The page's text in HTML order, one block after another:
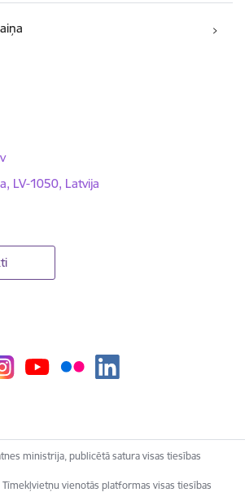
LV-1050, Latvija
ministrija, publicētā satura visas tiesības
vienotās platformas visas tiesības